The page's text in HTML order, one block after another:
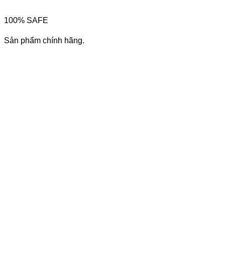
100% SAFE
Sản phẩm chính hãng.